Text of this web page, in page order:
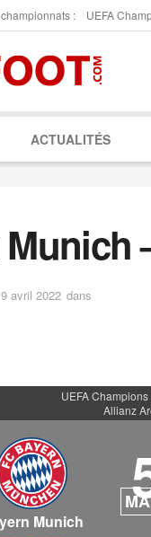
: UEFA
ACTUALITÉS
9 avril 2022 dans
UEFA Champions
Allianz
Munich